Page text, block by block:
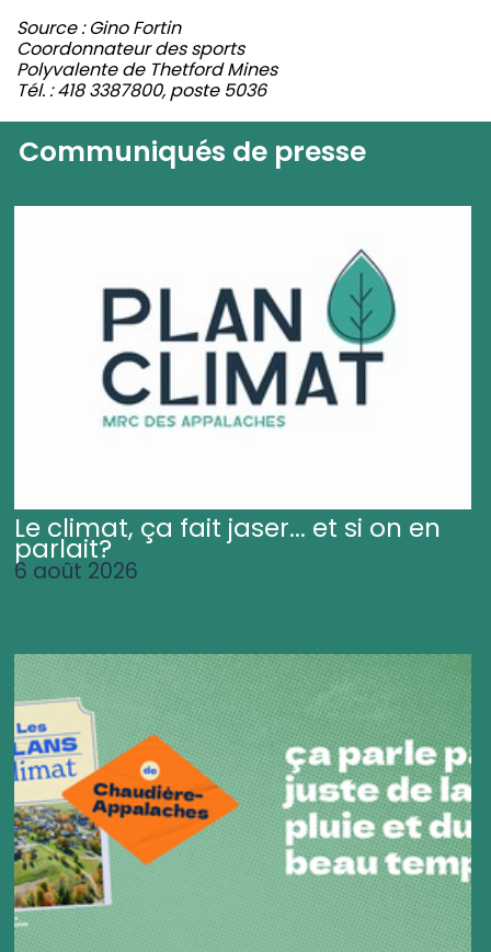
Source : Gino Fortin
Coordonnateur des sports
Polyvalente de Thetford Mines
Tél. : 418 3387800, poste 5036
Communiqués de presse
Le climat, ça fait jaser... et si on en
parlait?
6 août 2026